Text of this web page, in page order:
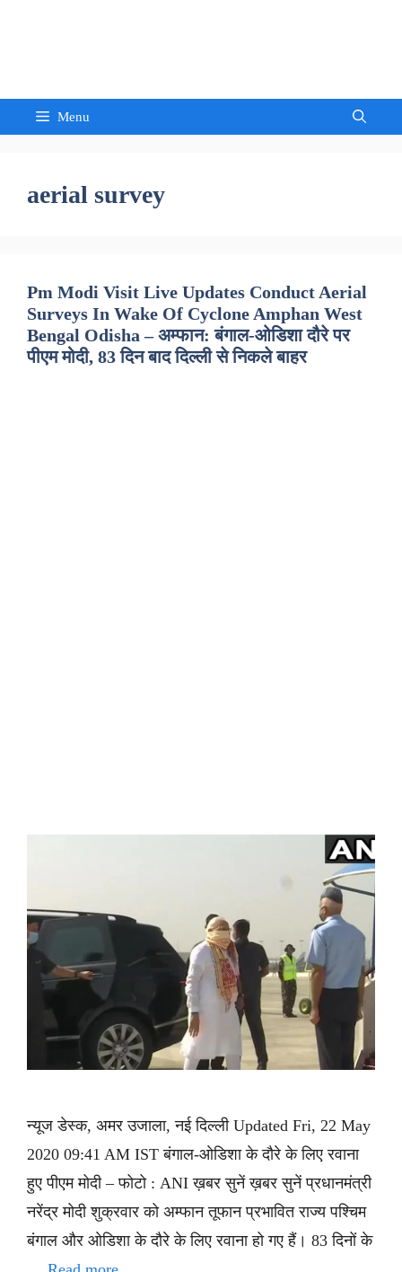
Menu
aerial survey
Pm Modi Visit Live Updates Conduct Aerial
Surveys In Wake Of Cyclone Amphan West
Bengal Odisha – अम्फान: बंगाल-ओडिशा दौरे पर
पीएम मोदी, 83 दिन बाद दिल्ली से निकले बाहर
न्यूज डेस्क, अमर उजाला, नई दिल्ली Updated Fri, 22 May
2020 09:41 AM IST बंगाल-ओडिशा के दौरे के लिए रवाना
हुए पीएम मोदी – फोटो : ANI ख़बर सुनें ख़बर सुनें प्रधानमंत्री
नरेंद्र मोदी शुक्रवार को अम्फान तूफान प्रभावित राज्य पश्चिम
बंगाल और ओडिशा के दौरे के लिए रवाना हो गए हैं। 83 दिनों के